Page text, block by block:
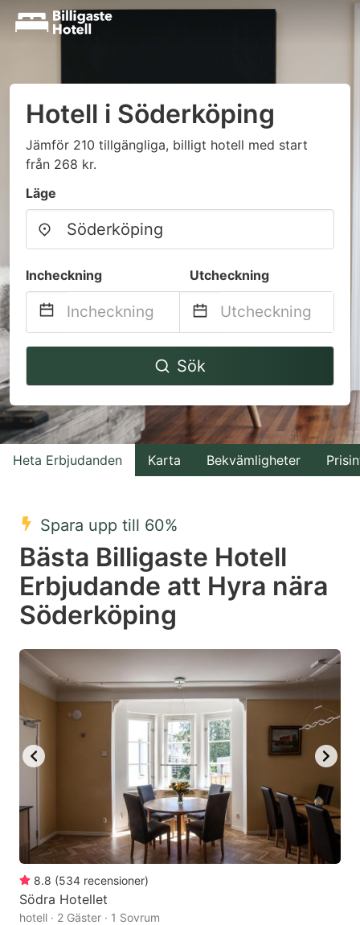
Hotell i Söderköping
Jämför 210 tillgängliga, billigt hotell med start
från 268 kr.
Läge
Incheckning Utcheckning
Navigate
to
interact
with
the
select
a
date.
Press
question
mark
key
keyboard
shortcuts
for
changing
dates.
Navigate
to
interact
with
the
a
date.
question
mark
key
to
get
the
keyboard
shortcuts
for
Sök
Heta Erbjudanden Karta Bekvämligheter
Spara upp till 60%
Bästa Billigaste Hotell
Erbjudande att Hyra nära
Söderköping
8.8 (534 recensioner)
Södra Hotellet
hotell · 2 Gäster · 1 Sovrum